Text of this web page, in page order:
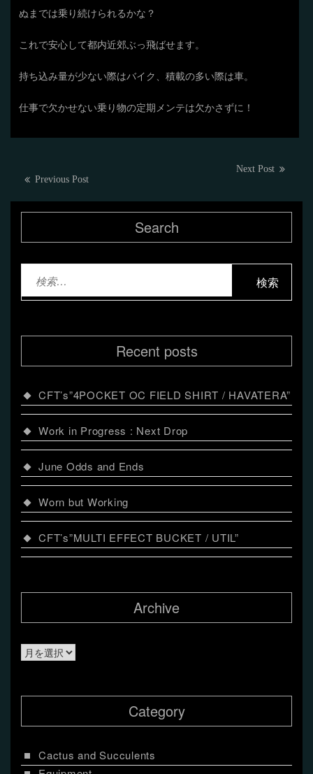
ぬまでは乗り続けられるかな？
これで安心して都内近郊ぶっ飛ばせます。
持ち込み量が少ない際はバイク、積載の多い際は車。
仕事で欠かせない乗り物の定期メンテは欠かさずに！
投
ナ
ビ
ゲ
ー
シ
ョ
Previous PostPrevious
Next PostNext
Search
Recent posts
CFT’s”4POCKET OC FIELD SHIRT / HAVATERA”
Work in Progress : Next Drop
June Odds and Ends
Worn but Working
CFT’s”MULTI EFFECT BUCKET / UTIL”
Archive
Archive
Category
Cactus and Succulents